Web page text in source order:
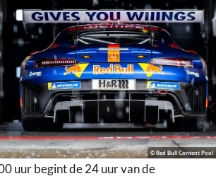
© Red Bull Content Pool
uur begint de 24 uur van de